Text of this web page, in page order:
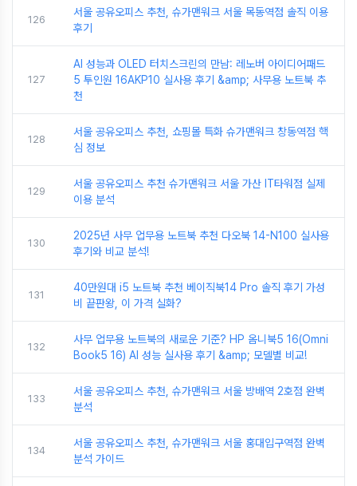
126
서울 공유오피스 추천, 슈가맨워크 서울 목동역점 솔직 이용
후기
127
AI 성능과 OLED 터치스크린의 만남: 레노버 아이디어패드
5 투인원 16AKP10 실사용 후기 &amp; 사무용 노트북 추
천
128
서울 공유오피스 추천, 쇼핑몰 특화 슈가맨워크 창동역점 핵
심 정보
129
서울 공유오피스 추천 슈가맨워크 서울 가산 IT타워점 실제
이용 분석
130
2025년 사무 업무용 노트북 추천 다오북 14-N100 실사용
후기와 비교 분석!
131
40만원대 i5 노트북 추천 베이직북14 Pro 솔직 후기 가성
비 끝판왕, 이 가격 실화?
132
사무 업무용 노트북의 새로운 기준? HP 옴니북5 16(Omni
Book5 16) AI 성능 실사용 후기 &amp; 모델별 비교!
133
서울 공유오피스 추천, 슈가맨워크 서울 방배역 2호점 완벽
분석
134
서울 공유오피스 추천, 슈가맨워크 서울 홍대입구역점 완벽
분석 가이드